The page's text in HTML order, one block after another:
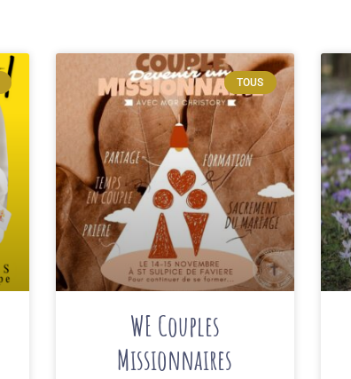
TOUS
WE Couples
Missionnaires